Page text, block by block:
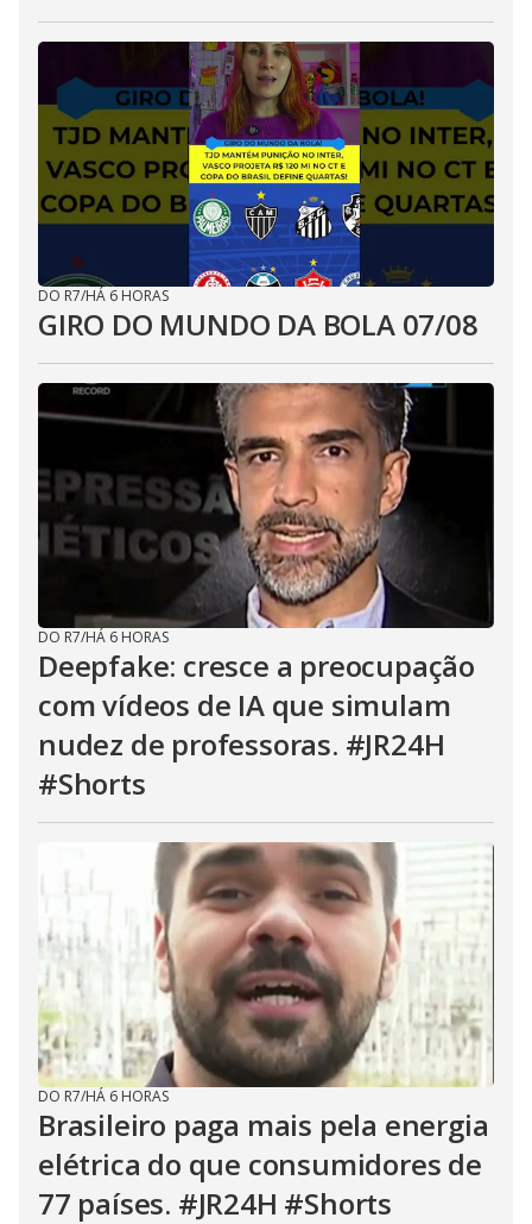
DO R7/HÁ 6 HORAS
GIRO DO MUNDO DA BOLA 07/08
DO R7/HÁ 6 HORAS
Deepfake: cresce a preocupação
com vídeos de IA que simulam
nudez de professoras. #JR24H
#Shorts
DO R7/HÁ 6 HORAS
Brasileiro paga mais pela energia
elétrica do que consumidores de
77 países. #JR24H #Shorts